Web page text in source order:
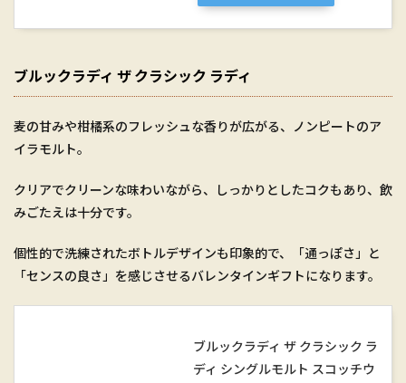
ブルックラディ ザ クラシック ラディ
麦の甘みや柑橘系のフレッシュな香りが広がる、ノンピートのア
イラモルト。
クリアでクリーンな味わいながら、しっかりとしたコクもあり、飲
みごたえは十分です。
個性的で洗練されたボトルデザインも印象的で、「通っぽさ」と
「センスの良さ」を感じさせるバレンタインギフトになります。
ブルックラディ ザ クラシック ラ
ディ シングルモルト スコッチウ